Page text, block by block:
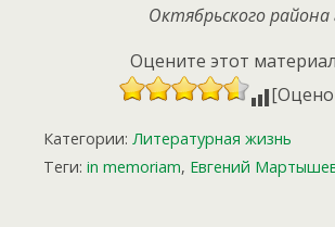
Октябрьского района
Оцените этот
Категории: Литературная жизнь
Теги: in memoriam, Евгений